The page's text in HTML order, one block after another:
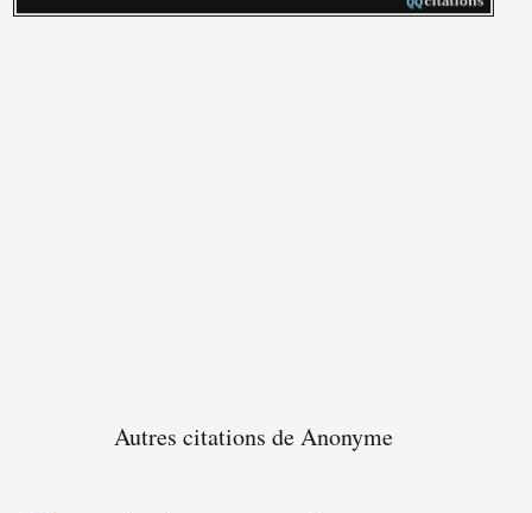
Autres citations de Anonyme